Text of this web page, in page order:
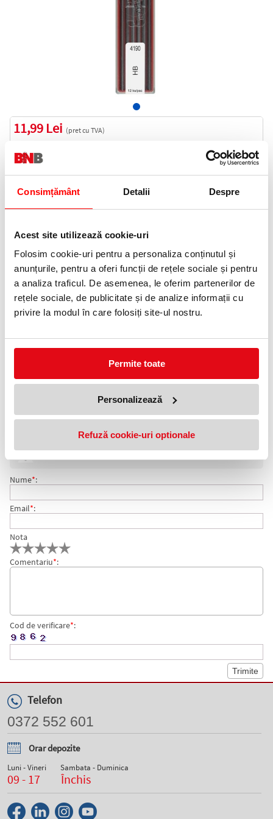
Consimțământ Detalii Despre
Acest site utilizează cookie-uri
Folosim cookie-uri pentru a personaliza conținutul și
anunțurile, pentru a oferi funcții de rețele sociale și pentru
a analiza traficul. De asemenea, le oferim partenerilor de
rețele sociale, de publicitate și de analize informații cu
privire la modul în care folosiți site-ul nostru.
Permite toate
Personalizează
Refuză cookie-uri optionale
11,99 Lei (pret cu TVA)
12 puncte de fidelitate
Cod produs:
Anunta-ma cand revine in stoc
Informatii livrare
Telefon:
0372 552 601
Grosime mina scriere: 2 mm.
Mine Koh-I-Noor cu scriere foarte fina, pentru creioane mecanice.
Sunt compatiblie cu orice creion mecanic.
COMENTARII MINA 2 MM HB 12/SET KOH-I-NOOR
Nu exista comentarii. Fii primul care comenteaza acest produs!
Nume*:
Email*:
Nota
Comentariu*:
Cod de verificare*:
Telefon
0372 552 601
Orar depozite
Luni - Vineri
09 - 17
Sambata - Duminica
Închis